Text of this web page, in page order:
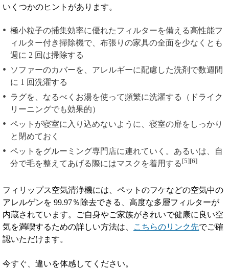
いくつかのヒントがあります。
極小粒子の捕集効率に優れたフィルターを備える高性能フ
ィルター付き掃除機で、布張りの家具の全面を少なくとも
週に 2 回は掃除する
ソファーのカバーを、アレルギーに配慮した洗剤で数週間
に 1 回洗濯する
ラグを、なるべくお湯を使って頻繁に洗濯する（ドライク
リーニングでも効果的）
ペットが寝室に入り込めないように、寝室の扉をしっかり
と閉めておく
ペットをグルーミング専門店に連れていく。あるいは、自
分で毛を整えてあげる際にはマスクを着用する [5][6]
フィリップス空気清浄機には、ペットのフケなどの空気中の
アレルゲンを 99.97％除去できる、高度な多層フィルターが
内蔵されています。ご自身やご家族がきれいで健康に良い空
気を満喫するための詳しい方法は、
こちらのリンク先でご確
認いただけます。
今すぐ、違いを体感してください。